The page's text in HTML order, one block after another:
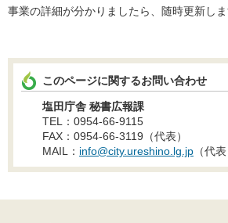
事業の詳細が分かりましたら、随時更新しま
このページに関するお問い合わせ
塩田庁舎 秘書広報課
TEL：0954-66-9115
FAX：0954-66-3119（代表）
MAIL： info@city.ureshino.lg.jp （代表